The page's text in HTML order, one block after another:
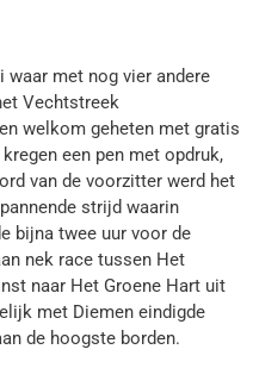
waar met nog vier andere
Vechtstreek
welkom geheten met gratis
een pen met opdruk,
van de voorzitter werd het
strijd waarin
bijna twee uur voor de
nek race tussen Het
naar Het Groene Hart uit
met Diemen eindigde
de hoogste borden.